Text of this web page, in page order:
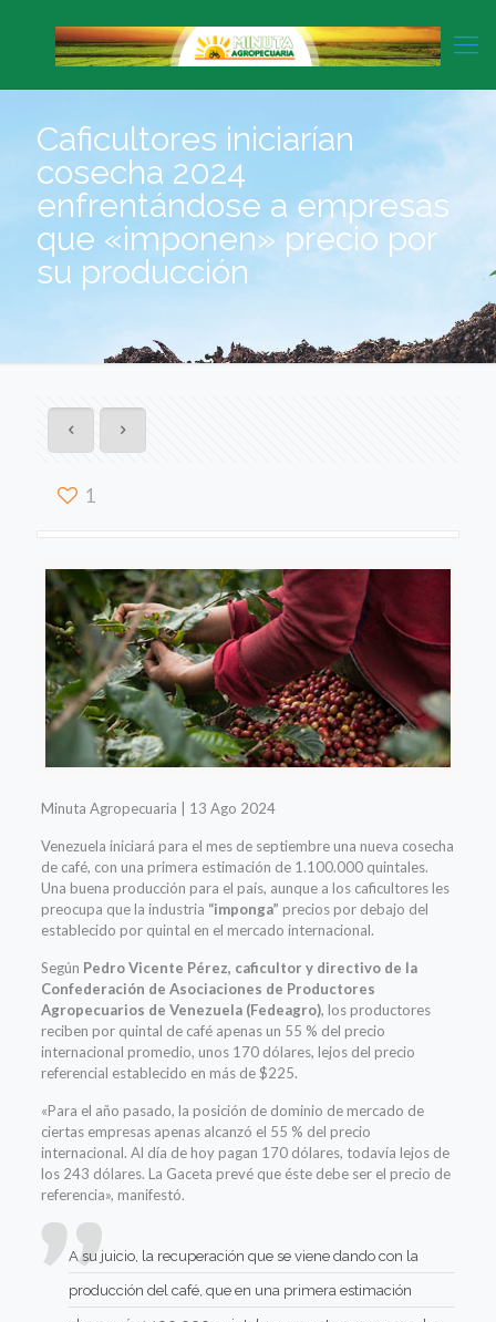
Caficultores iniciarían
cosecha 2024
enfrentándose a empresas
que «imponen» precio por
su producción
1
Minuta Agropecuaria | 13 Ago 2024
Venezuela iniciará para el mes de septiembre una nueva cosecha
de café, con una primera estimación de 1.100.000 quintales.
Una buena producción para el país, aunque a los caficultores les
preocupa que la industria “imponga” precios por debajo del
establecido por quintal en el mercado internacional.
Según Pedro Vicente Pérez, caficultor y directivo de la
Confederación de Asociaciones de Productores
Agropecuarios de Venezuela (Fedeagro), los productores
reciben por quintal de café apenas un 55 % del precio
internacional promedio, unos 170 dólares, lejos del precio
referencial establecido en más de $225.
«Para el año pasado, la posición de dominio de mercado de
ciertas empresas apenas alcanzó el 55 % del precio
internacional. Al día de hoy pagan 170 dólares, todavía lejos de
los 243 dólares. La Gaceta prevé que éste debe ser el precio de
referencia», manifestó.
A su juicio, la recuperación que se viene dando con la
producción del café, que en una primera estimación